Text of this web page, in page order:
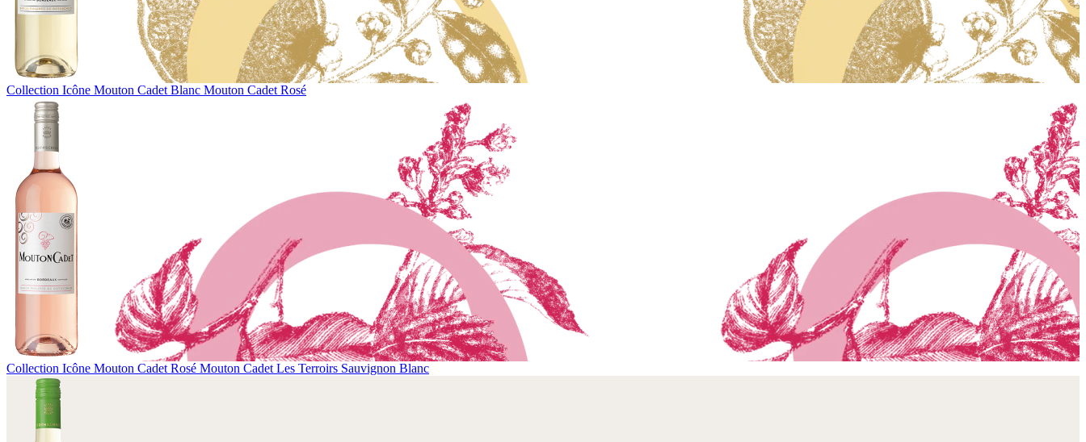
Collection Icône Mouton Cadet Blanc Mouton Cadet Rosé
Collection Icône Mouton Cadet Rosé Mouton Cadet Les Terroirs Sauvignon Blanc